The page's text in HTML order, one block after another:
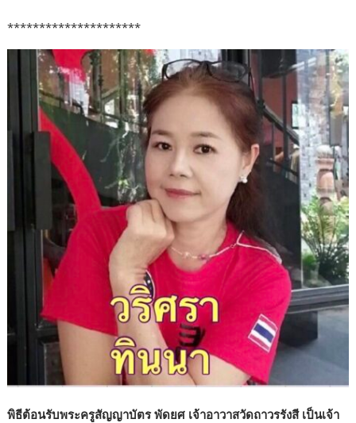
*********************
พิธีต้อนรับพระครูสัญญาบัตร พัดยศ เจ้าอาวาสวัดถาวรรังสี เป็นเจ้า